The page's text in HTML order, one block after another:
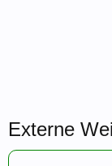
Externe